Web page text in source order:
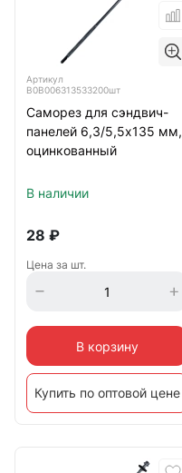
Артикул
B0B006313533200шт
Саморез для сэндвич-
панелей 6,3/5,5х135 мм,
оцинкованный
В наличии
28 ₽
Цена за шт.
В корзину
Купить по оптовой цене